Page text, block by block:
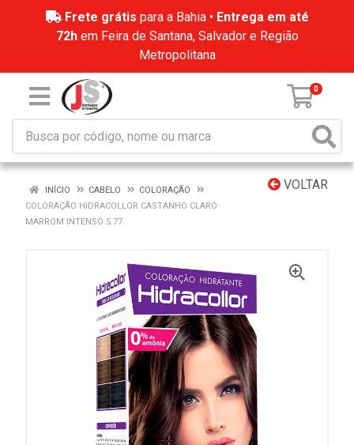
Frete grátis para a Bahia • Entrega em até
72hem Feira de Santana, Salvador e Região
Metropolitana
0
VOLTAR
INÍCIO CABELO
COLORAÇÃO
COLORAÇÃO HIDRACOLLOR CASTANHO CLARO
MARROM INTENSO 5.77